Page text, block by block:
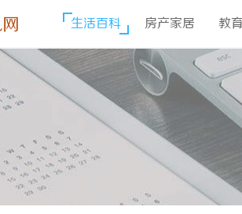
生活百科 房产家居 教